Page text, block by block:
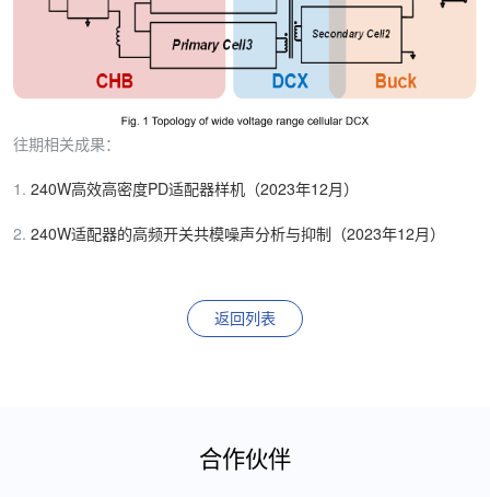
往期相关成果：
1. 240W高效高密度PD适配器样机（2023年12月）
2. 240W适配器的高频开关共模噪声分析与抑制（2023年12月）
返回列表
合作伙伴